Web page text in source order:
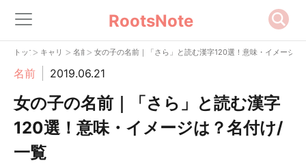
RootsNote
トップ> キャリア
> 名前> 女の子の名前｜「さら」と読む漢字120選！意味・イメージは
名前 2019.06.21
女の子の名前｜「さら」と読む漢字
120選！意味・イメージは？名付け/
一覧